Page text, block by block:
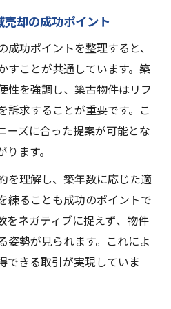
却の成功ポイント
功ポイントを整理すると、
すことが共通しています。築
性を強調し、築古物件はリフ
訴求することが重要です。こ
ーズに合った提案が可能とな
ます。
を理解し、築年数に応じた適
練ることも成功のポイントで
をネガティブに捉えず、物件
姿勢が見られます。これによ
できる取引が実現していま